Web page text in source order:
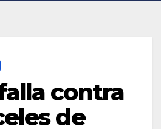
contra
de